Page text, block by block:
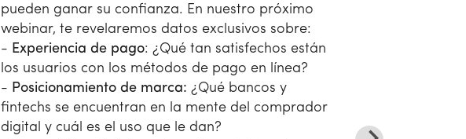
pueden ganar su confianza. En nuestro próximo
webinar, te revelaremos datos exclusivos sobre:
- Experiencia de pago: ¿Qué tan satisfechos están
los usuarios con los métodos de pago en línea?
- Posicionamiento de marca: ¿Qué bancos y
fintechs se encuentran en la mente del comprador
digital y cuál es el uso que le dan?